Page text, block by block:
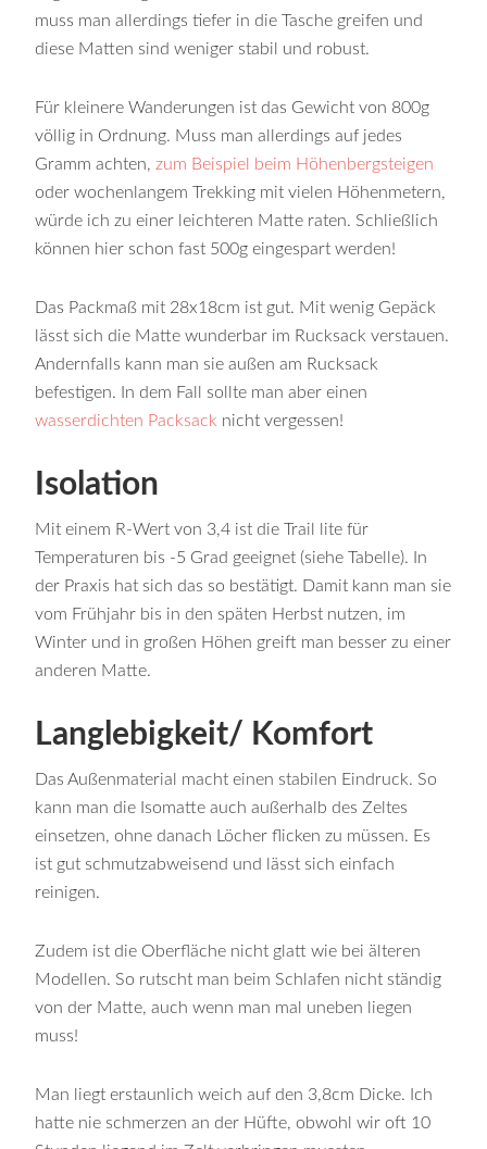
muss man allerdings tiefer in die Tasche greifen und
diese Matten sind weniger stabil und robust.
Für kleinere Wanderungen ist das Gewicht von 800g
völlig in Ordnung. Muss man allerdings auf jedes
Gramm achten, zum Beispiel beim Höhenbergsteigen
oder wochenlangem Trekking mit vielen Höhenmetern,
würde ich zu einer leichteren Matte raten. Schließlich
können hier schon fast 500g eingespart werden!
Das Packmaß mit 28x18cm ist gut. Mit wenig Gepäck
lässt sich die Matte wunderbar im Rucksack verstauen.
Andernfalls kann man sie außen am Rucksack
befestigen. In dem Fall sollte man aber einen
wasserdichten Packsack nicht vergessen!
Isolation
Mit einem R-Wert von 3,4 ist die Trail lite für
Temperaturen bis -5 Grad geeignet (siehe Tabelle). In
der Praxis hat sich das so bestätigt. Damit kann man sie
vom Frühjahr bis in den späten Herbst nutzen, im
Winter und in großen Höhen greift man besser zu einer
anderen Matte.
Langlebigkeit/ Komfort
Das Außenmaterial macht einen stabilen Eindruck. So
kann man die Isomatte auch außerhalb des Zeltes
einsetzen, ohne danach Löcher flicken zu müssen. Es
ist gut schmutzabweisend und lässt sich einfach
reinigen.
Zudem ist die Oberfläche nicht glatt wie bei älteren
Modellen. So rutscht man beim Schlafen nicht ständig
von der Matte, auch wenn man mal uneben liegen
muss!
Man liegt erstaunlich weich auf den 3,8cm Dicke. Ich
hatte nie schmerzen an der Hüfte, obwohl wir oft 10